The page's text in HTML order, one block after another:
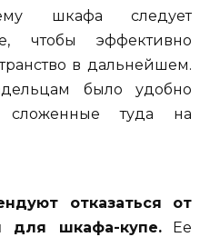
шкафа следует
чтобы эффективно
в дальнейшем.
было удобно
сложенные туда на
отказаться от
для шкафа-купе.Ее